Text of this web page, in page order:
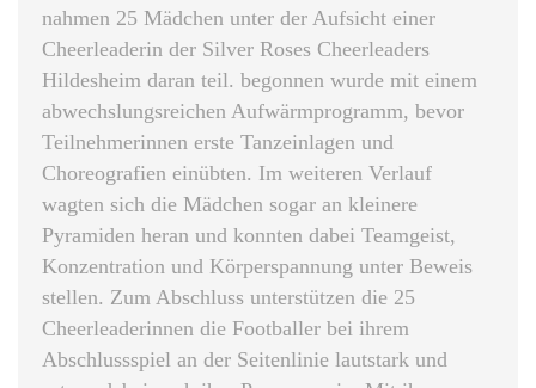
nahmen 25 Mädchen unter der Aufsicht einer
Cheerleaderin der Silver Roses Cheerleaders
Hildesheim daran teil. begonnen wurde mit einem
abwechslungsreichen Aufwärmprogramm, bevor
Teilnehmerinnen erste Tanzeinlagen und
Choreografien einübten. Im weiteren Verlauf
wagten sich die Mädchen sogar an kleinere
Pyramiden heran und konnten dabei Teamgeist,
Konzentration und Körperspannung unter Beweis
stellen. Zum Abschluss unterstützen die 25
Cheerleaderinnen die Footballer bei ihrem
Abschlussspiel an der Seitenlinie lautstark und